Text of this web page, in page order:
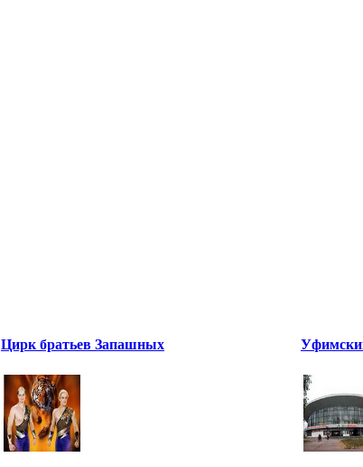
Цирк братьев Запашных